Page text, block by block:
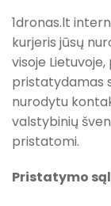
1dronas.lt
kurjeris jūsų
visoje
pristatydamas
nurodytu
valstybinių
pristatomi.
Pristatymo